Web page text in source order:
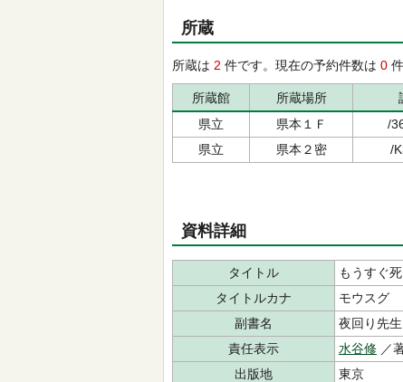
所蔵
所蔵は 2 件です。現在の予約件数は 0
所蔵館 所蔵場所
県立
県本１Ｆ /
県立
県本２密 /
資料詳細
タイトル
もうすぐ
タイトルカナ
モウス
副書名
夜回り先
責任表示
水谷修 ／
出版地
東京